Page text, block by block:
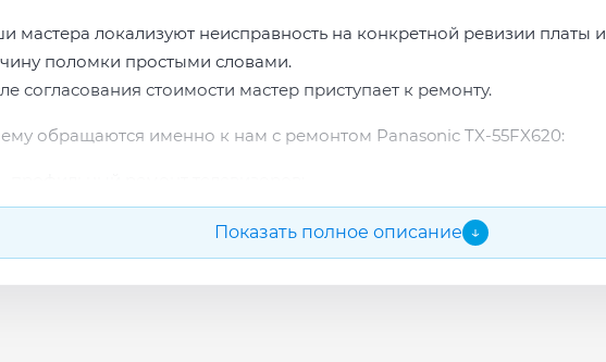
мастера локализуют неисправность на конкретной ревизии платы
поломки простыми словами.
согласования стоимости мастер приступает к ремонту.
обращаются именно к нам с ремонтом Panasonic TX-55FX620:
опыт по бренду Panasonic;
прозрачная смета до начала работ;
подбор проверенных комплектующих.
Показать полное описание ↓